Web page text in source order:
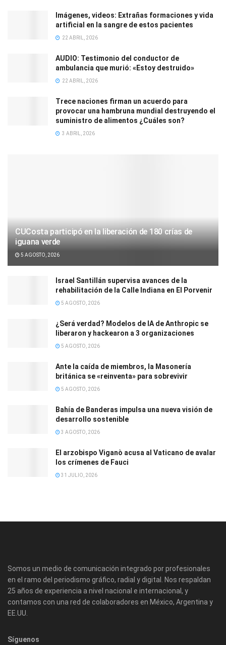
Imágenes, videos: Extrañas formaciones y vida
artificial en la sangre de estos pacientes
22 ABRIL, 2026
AUDIO: Testimonio del conductor de
ambulancia que murió: «Estoy destruido»
22 ABRIL, 2026
Trece naciones firman un acuerdo para
provocar una hambruna mundial destruyendo el
suministro de alimentos ¿Cuáles son?
3 ABRIL, 2026
CUCosta participó en la liberación de 180 crías de
iguana verde
5 AGOSTO, 2026
Israel Santillán supervisa avances de la
rehabilitación de la Calle Indiana en El Porvenir
5 AGOSTO, 2026
¿Será verdad? Modelos de IA de Anthropic se
liberaron y hackearon a 3 organizaciones
5 AGOSTO, 2026
Ante la caída de miembros, la Masonería
británica se «reinventa» para sobrevivir
5 AGOSTO, 2026
Bahía de Banderas impulsa una nueva visión de
desarrollo sostenible
3 AGOSTO, 2026
El arzobispo Viganò acusa al Vaticano de avalar
los crímenes de Fauci
31 JULIO, 2026
Somos un medio de comunicación integrado por profesionales
en el ramo del periodismo gráfico, radial y digital. Nos respaldan
25 años de experiencia a nivel nacional e internacional, y
contamos con una red de colaboradores en México, Argentina y
EE.UU.
Síguenos